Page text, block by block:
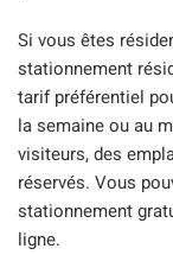
Si vous êtes
stationnement
tarif préférentiel
la semaine ou au
visiteurs, des
réservés. Vous
stationnement
ligne.